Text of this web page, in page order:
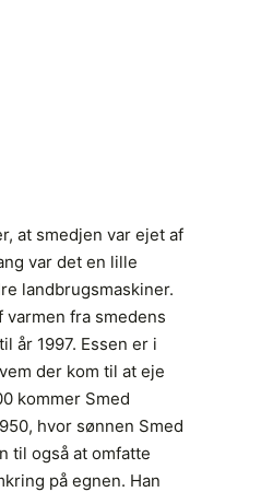
at smedjen var ejet af
var det en lille
landbrugsmaskiner.
fra smedens
år 1997. Essen er i
der kom til at eje
kommer Smed
hvor sønnen Smed
til også at omfatte
på egnen. Han